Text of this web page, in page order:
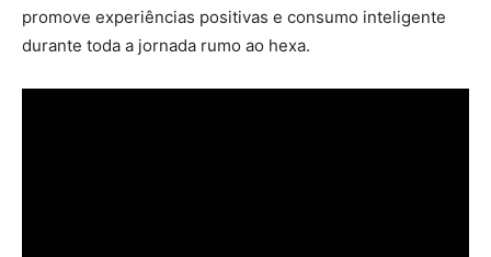
promove experiências positivas e consumo inteligente
durante toda a jornada rumo ao hexa.